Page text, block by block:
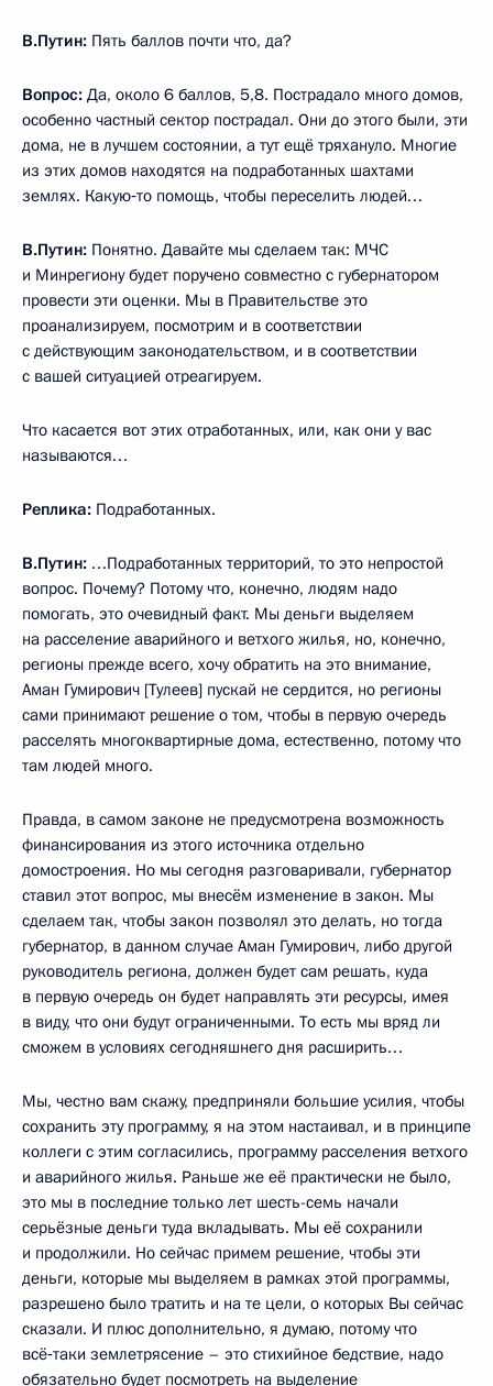
В.Путин: Пять баллов почти что, да?
Вопрос: Да, около 6 баллов, 5,8. Пострадало много домов,
особенно частный сектор пострадал. Они до этого были, эти
дома, не в лучшем состоянии, а тут ещё тряхануло. Многие
из этих домов находятся на подработанных шахтами
землях. Какую‑то помощь, чтобы переселить людей…
В.Путин: Понятно. Давайте мы сделаем так: МЧС
и Минрегиону будет поручено совместно с губернатором
провести эти оценки. Мы в Правительстве это
проанализируем, посмотрим и в соответствии
с действующим законодательством, и в соответствии
с вашей ситуацией отреагируем.
Что касается вот этих отработанных, или, как они у вас
называются…
Реплика: Подработанных.
В.Путин: …Подработанных территорий, то это непростой
вопрос. Почему? Потому что, конечно, людям надо
помогать, это очевидный факт. Мы деньги выделяем
на расселение аварийного и ветхого жилья, но, конечно,
регионы прежде всего, хочу обратить на это внимание,
Аман Гумирович [Тулеев] пускай не сердится, но регионы
сами принимают решение о том, чтобы в первую очередь
расселять многоквартирные дома, естественно, потому что
там людей много.
Правда, в самом законе не предусмотрена возможность
финансирования из этого источника отдельно
домостроения. Но мы сегодня разговаривали, губернатор
ставил этот вопрос, мы внесём изменение в закон. Мы
сделаем так, чтобы закон позволял это делать, но тогда
губернатор, в данном случае Аман Гумирович, либо другой
руководитель региона, должен будет сам решать, куда
в первую очередь он будет направлять эти ресурсы, имея
в виду, что они будут ограниченными. То есть мы вряд ли
сможем в условиях сегодняшнего дня расширить…
Мы, честно вам скажу, предприняли большие усилия, чтобы
сохранить эту программу, я на этом настаивал, и в принципе
коллеги с этим согласились, программу расселения ветхого
и аварийного жилья. Раньше же её практически не было,
это мы в последние только лет шесть-семь начали
серьёзные деньги туда вкладывать. Мы её сохранили
и продолжили. Но сейчас примем решение, чтобы эти
деньги, которые мы выделяем в рамках этой программы,
разрешено было тратить и на те цели, о которых Вы сейчас
сказали. И плюс дополнительно, я думаю, потому что
всё‑таки землетрясение – это стихийное бедствие, надо
обязательно будет посмотреть на выделение